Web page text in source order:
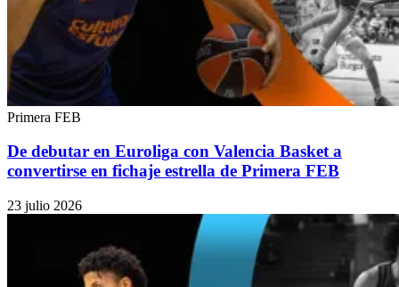
Primera FEB
De debutar en Euroliga con Valencia Basket a
convertirse en fichaje estrella de Primera FEB
23 julio 2026